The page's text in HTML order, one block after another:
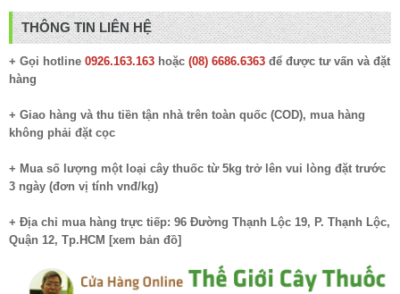
THÔNG TIN LIÊN HỆ
+ Gọi hotline 0926.163.163 hoặc (08) 6686.6363 để được tư vấn và đặt
hàng
+ Giao hàng và thu tiền tận nhà trên toàn quốc (COD), mua hàng
không phải đặt cọc
+ Mua số lượng một loại cây thuốc từ 5kg trở lên vui lòng đặt trước
3 ngày (đơn vị tính vnđ/kg)
+ Địa chỉ mua hàng trực tiếp: 96 Đường Thạnh Lộc 19, P. Thạnh Lộc,
Quận 12, Tp.HCM [xem bản đồ]